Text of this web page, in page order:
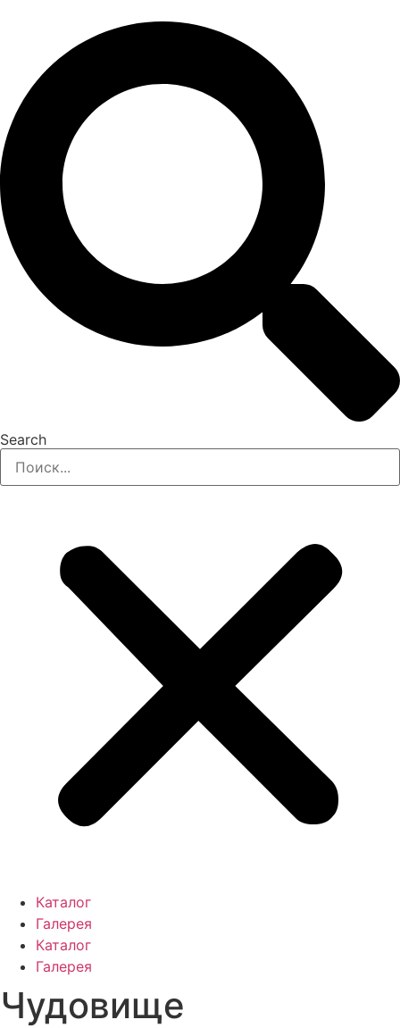
содержимому
Search
Каталог
Галерея
Каталог
Галерея
Чудовище